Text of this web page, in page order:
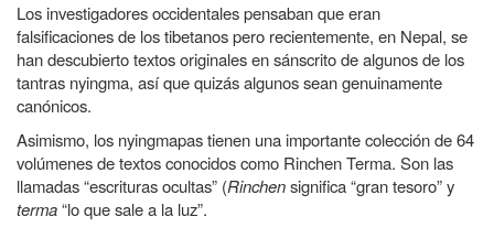
Los investigadores occidentales pensaban que eran
falsificaciones de los tibetanos pero recientemente, en Nepal, se
han descubierto textos originales en sánscrito de algunos de los
tantras nyingma, así que quizás algunos sean genuinamente
canónicos.
Asimismo, los nyingmapas tienen una importante colección de 64
volúmenes de textos conocidos como Rinchen Terma. Son las
llamadas “escrituras ocultas” (Rinchensignifica “gran tesoro” y
terma“lo que sale a la luz”.